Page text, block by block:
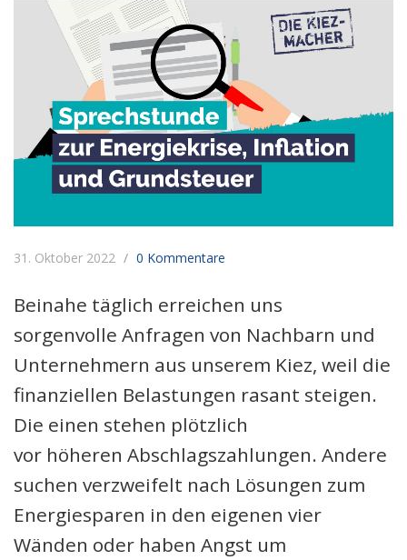
31. Oktober 2022 0 Kommentare
Beinahe täglich erreichen uns
sorgenvolle Anfragen von Nachbarn und
Unternehmern aus unserem Kiez, weil die
finanziellen Belastungen rasant steigen.
Die einen stehen plötzlich
vor höheren Abschlagszahlungen. Andere
suchen verzweifelt nach Lösungen zum
Energiesparen in den eigenen vier
Wänden oder haben Angst um